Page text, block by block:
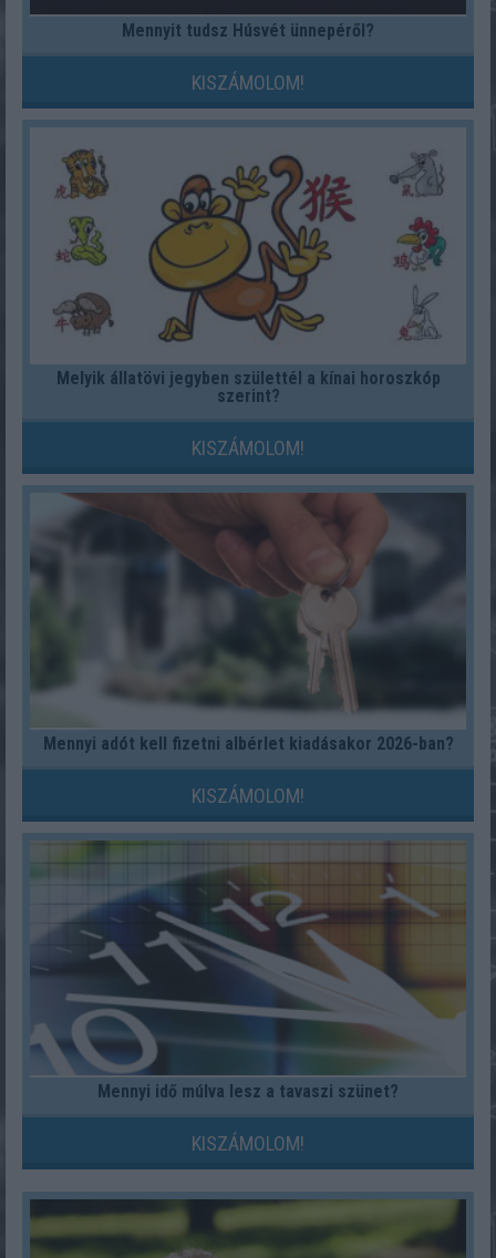
Mennyit tudsz Húsvét ünnepéről?
KISZÁMOLOM!
Melyik állatövi jegyben születtél a kínai horoszkóp
szerint?
KISZÁMOLOM!
Mennyi adót kell fizetni albérlet kiadásakor 2026-ban?
KISZÁMOLOM!
Mennyi idő múlva lesz a tavaszi szünet?
KISZÁMOLOM!